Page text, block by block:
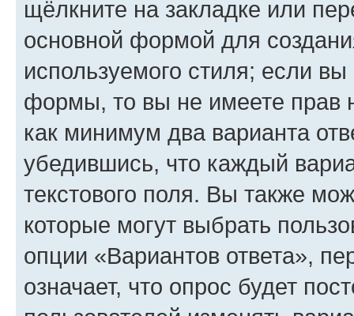
щёлкните на закладке или
основной формой для
используемого стиля; если
формы, то вы не имеете прав
как минимум два варианта
убедившись, что каждый
текстового поля. Вы также
которые могут выбрать
опции «Вариантов ответа»,
означает, что опрос будет